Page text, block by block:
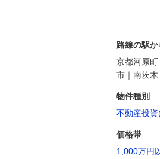
路線の駅
京都河原町
市｜南茨木
物件種別
不動産投資
価格帯
1,000万円